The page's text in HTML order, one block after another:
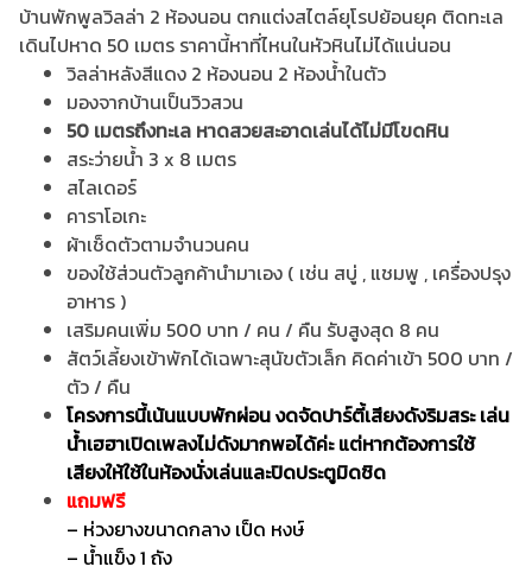
บ้านพักพูลวิลล่า 2 ห้องนอน ตกแต่งสไตล์ยุโรปย้อนยุค ติดทะเล
เดินไปหาด 50 เมตร ราคานี้หาที่ไหนในหัวหินไม่ได้แน่นอน
วิลล่าหลังสีแดง 2 ห้องนอน 2 ห้องน้ำในตัว
มองจากบ้านเป็นวิวสวน
50 เมตรถึงทะเล หาดสวยสะอาดเล่นได้ไม่มีโขดหิน
สระว่ายน้ำ 3 x 8 เมตร
สไลเดอร์
คาราโอเกะ
ผ้าเช็ดตัวตามจำนวนคน
ของใช้ส่วนตัวลูกค้านำมาเอง ( เช่น สบู่ , แชมพู , เครื่องปรุง
อาหาร )
เสริมคนเพิ่ม 500 บาท / คน / คืน รับสูงสุด 8 คน
สัตว์เลี้ยงเข้าพักได้เฉพาะสุนัขตัวเล็ก คิดค่าเข้า 500 บาท /
ตัว / คืน
โครงการนี้เน้นแบบพักผ่อน งดจัดปาร์ตี้เสียงดังริมสระ เล่น
น้ำเฮฮาเปิดเพลงไม่ดังมากพอได้ค่ะ แต่หากต้องการใช้
เสียงให้ใช้ในห้องนั่งเล่นและปิดประตูมิดชิด
แถมฟรี
– ห่วงยางขนาดกลาง เป็ด หงษ์
– น้ำแข็ง 1 ถัง